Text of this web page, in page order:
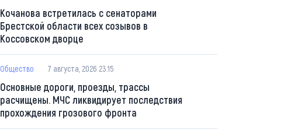
Кочанова встретилась с сенаторами
Брестской области всех созывов в
Коссовском дворце
Общество 7 августа, 2026 23:15
Основные дороги, проезды, трассы
расчищены. МЧС ликвидирует последствия
прохождения грозового фронта